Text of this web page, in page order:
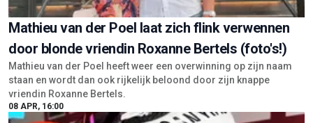
Mathieu van der Poel laat zich flink verwennen
door blonde vriendin Roxanne Bertels (foto's!)
Mathieu van der Poel heeft weer een overwinning op zijn naam
staan en wordt dan ook rijkelijk beloond door zijn knappe
vriendin Roxanne Bertels.
08 APR, 16:00